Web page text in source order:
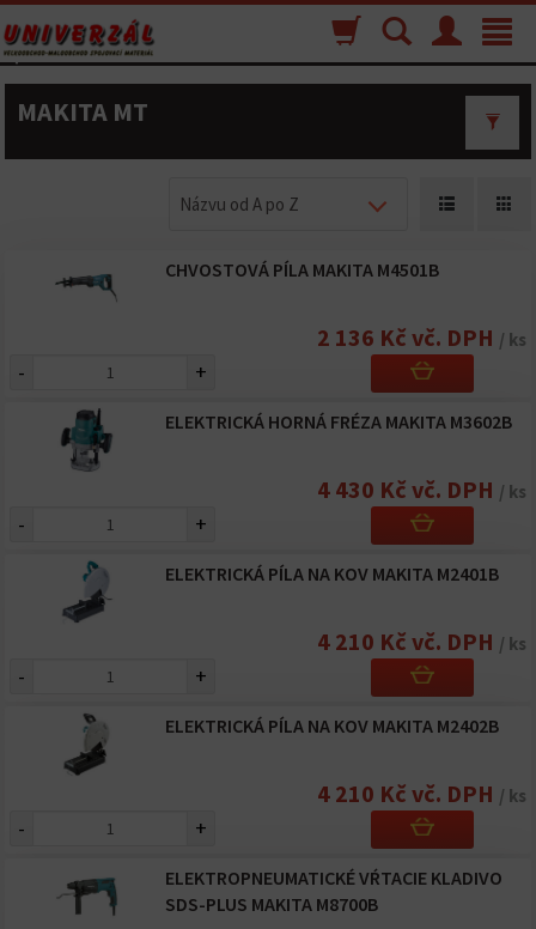
Toggle
Menu
Vyhľadávanie
Nákupný
košík
MAKITA MT
Názvu od A po Z
CHVOSTOVÁ PÍLA MAKITA M4501B
2 136 Kč vč. DPH / ks
- +
ELEKTRICKÁ HORNÁ FRÉZA MAKITA M3602B
4 430 Kč vč. DPH / ks
- +
ELEKTRICKÁ PÍLA NA KOV MAKITA M2401B
4 210 Kč vč. DPH / ks
- +
ELEKTRICKÁ PÍLA NA KOV MAKITA M2402B
4 210 Kč vč. DPH / ks
- +
ELEKTROPNEUMATICKÉ VŔTACIE KLADIVO
SDS-PLUS MAKITA M8700B